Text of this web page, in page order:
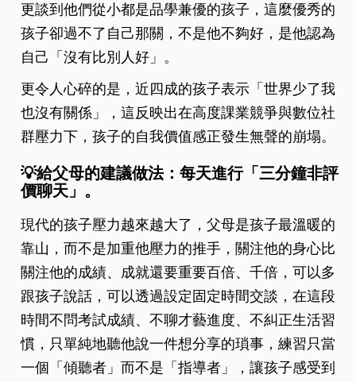
更談到他們從小都是品學兼優的孩子，這麼優秀的
孩子卻過不了自己那關，不是他不夠好，是他認為
自己「沒有比別人好」。
更令人心碎的是，近四成的孩子表示「世界少了我
也沒有關係」，這反映出在高度課業競爭與數位社
群壓力下，孩子的自我價值感正發生無聲的崩塌。
💡給父母的建議做法：每天進行「三分鐘非評
價聊天」。
現代的孩子壓力越來越大了，父母是孩子最溫暖的
靠山，而不是加重他壓力的推手，關注他的身心比
關注他的成績、成就還要重要百倍、千倍，可以多
跟孩子說話，可以透過設定固定時間交談，在這段
時間不問考試成績、不聊才藝進度、不糾正生活習
慣，只單純地聽他說一件想分享的瑣事，練習只當
一個「傾聽者」而不是「指導者」，讓孩子感受到